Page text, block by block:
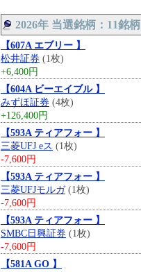
2026年 当選銘柄：11銘柄
【607A エブリー 】
松井証券 (1枚)
+6,400円
【604A ビーエイブル 】
みずほ証券 (4枚)
+126,400円
【593A ティアフォー 】
三菱UFJ eス (1枚)
-7,600円
【593A ティアフォー 】
三菱UFJモルガ(1枚)
-7,600円
【593A ティアフォー 】
SMBC日興証券 (1枚)
-7,600円
【581A GO 】